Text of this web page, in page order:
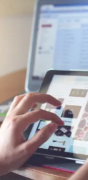
ブログ
はこちら
で依頼する